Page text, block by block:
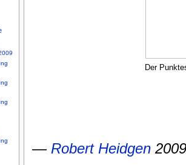
Der
— Robert Heidgen